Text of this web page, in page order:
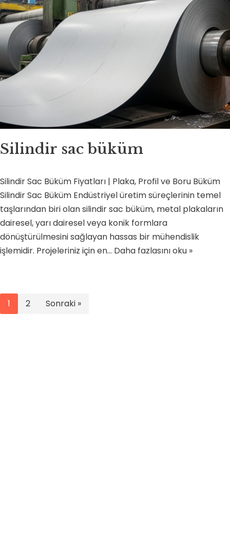
Silindir sac büküm
Silindir Sac Büküm Fiyatları | Plaka, Profil ve Boru Büküm
Silindir Sac Büküm Endüstriyel üretim süreçlerinin temel
taşlarından biri olan silindir sac büküm, metal plakaların
dairesel, yarı dairesel veya konik formlara
dönüştürülmesini sağlayan hassas bir mühendislik
işlemidir. Projeleriniz için en… Daha fazlasını oku »
1 2 Sonraki »